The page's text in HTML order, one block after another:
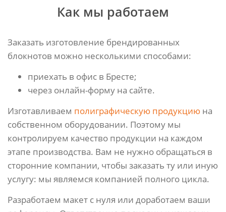
Как мы работаем
Заказать изготовление брендированных
блокнотов можно несколькими способами:
приехать в офис в Бресте;
через онлайн-форму на сайте.
Изготавливаем полиграфическую продукцию на
собственном оборудовании. Поэтому мы
контролируем качество продукции на каждом
этапе производства. Вам не нужно обращаться в
сторонние компании, чтобы заказать ту или иную
услугу: мы являемся компанией полного цикла.
Разработаем макет с нуля или доработаем ваши